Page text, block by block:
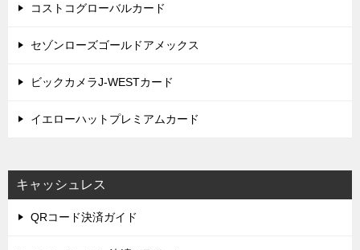
コストコグローバルカード
セゾンローズゴールドアメックス
ビックカメラJ-WESTカード
イエローハットプレミアムカード
キャッシュレス
QRコード決済ガイド